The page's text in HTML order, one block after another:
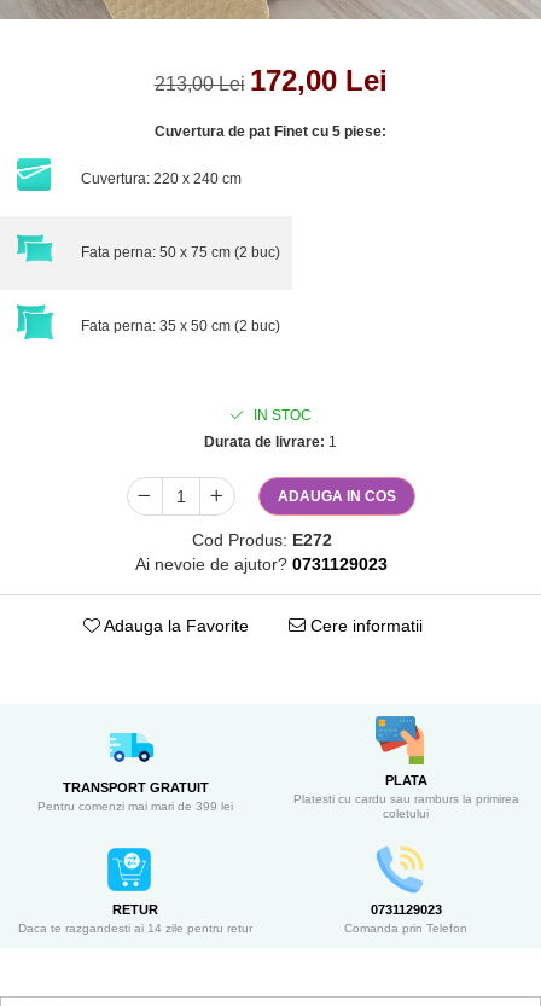
213,00 Lei 172,00 Lei
Cuvertura de pat Finet cu 5 piese:
Cuvertura: 220 x 240 cm
Fata perna: 50 x 75 cm (2 buc)
Fata perna: 35 x 50 cm (2 buc)
IN STOC
Durata de livrare: 1
ADAUGA IN COS
Cod Produs: E272
Ai nevoie de ajutor? 0731129023
Adauga la Favorite Cere informatii
TRANSPORT GRATUIT
Pentru comenzi mai mari de 399 lei
PLATA
Platesti cu cardu sau ramburs la primirea
coletului
RETUR
Daca te razgandesti ai 14 zile pentru retur
0731129023
Comanda prin Telefon